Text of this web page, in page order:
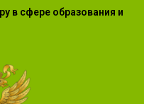
в сфере образования и